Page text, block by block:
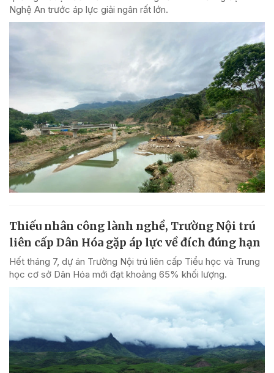
Nghệ An trước áp lực giải ngân rất lớn.
Thiếu nhân công lành nghề, Trường Nội trú
liên cấp Dân Hóa gặp áp lực về đích đúng hạn
Hết tháng 7, dự án Trường Nội trú liên cấp Tiểu học và Trung
học cơ sở Dân Hóa mới đạt khoảng 65% khối lượng.